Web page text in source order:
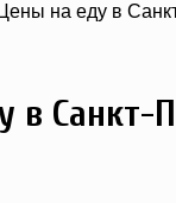
на еду в
в Санкт-